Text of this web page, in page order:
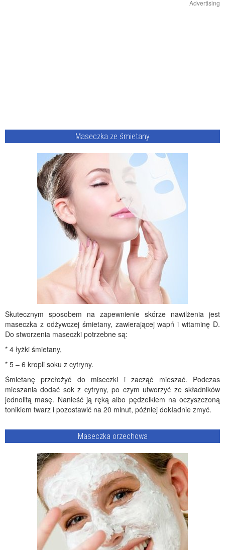
Advertising
Maseczka ze śmietany
Skutecznym sposobem na zapewnienie skórze nawilżenia jest
maseczka z odżywczej śmietany, zawierającej wapń i witaminę D.
Do stworzenia maseczki potrzebne są:
* 4 łyżki śmietany,
* 5 – 6 kropli soku z cytryny.
Śmietanę przełożyć do miseczki i zacząć mieszać. Podczas
mieszania dodać sok z cytryny, po czym utworzyć ze składników
jednolitą masę. Nanieść ją ręką albo pędzelkiem na oczyszczoną
tonikiem twarz i pozostawić na 20 minut, później dokładnie zmyć.
Maseczka orzechowa